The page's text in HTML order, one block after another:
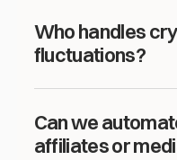
Who handles
fluctuations?
Can we
affiliates or